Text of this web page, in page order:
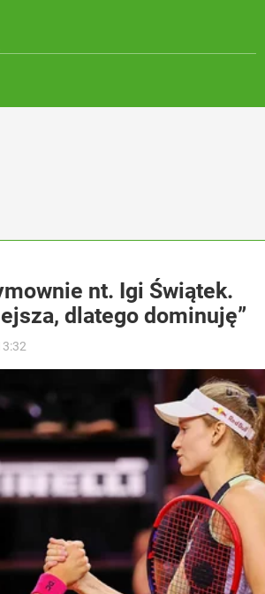
nt. Igi Świątek.
dlatego dominuję”